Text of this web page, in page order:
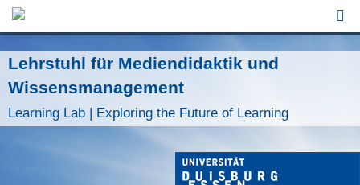
Lehrstuhl für Mediendidaktik und
Wissensmanagement
Learning Lab | Exploring the Future of Learning